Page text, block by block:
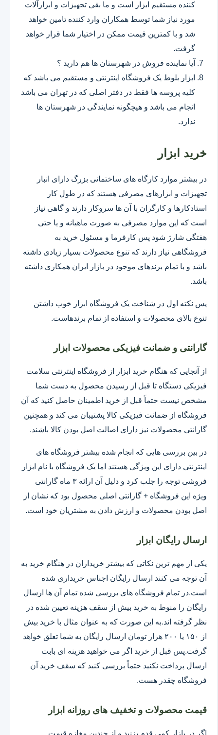
کننده مستقیم ابزار است و ما بقی تجهیزات و ابزارآلات
مورد نیاز شما توسط همکاران وارد کننده تامین خواهد
شد و با کمترین قیمت ممکن در اختیار شما قرار خواهد
گرفت.
آیا نماینده فروش در شهرستان ها هم دارید ؟
ابزار بلوط یک فروشگاه اینترنتی و مستقیم می باشد که
کلیه پروسه ها فقط در دفتر اصلی که در تهران می باشد
انجام می باشد و هیچگونه نمایندگی در شهرستان ها
ندارد.
خرید ابزار
در بیشتر موارد کارگاه های ساختمانی بزرگ دارای انبار
تجهیزات و ابزارهای مصرفی هستند که در طول کار
استادکارها و کارگران با آن ها سروکار دارند و گاهی نیاز
است که این موارد مصرفی به صورت ماهیانه و یا حتی
هفتگی شارژ شود پس کارفرما و مسئول خرید به
فروشگاهی نیاز دارند که تنوع محصولات بسیار زیادی داشته
باشد و با تمام برندهای موجود در بازار ایران همکاری داشته
باشد.
پس نکته اول در شناخت یک فروشگاه ابزار خوب داشتن
تنوع بالای محصولات و استفاده از تمام برندهاست.
گارانتی و ضمانت فیزیکی محصولات ابزار
از آنجایی که هنگام خرید ابزار از فروشگاه اینترنتی سلامت
فیزیکی دستگاه تا قبل از رسیدن محصول به دست شما
مشخص نیست حتماً قبل از خرید اطمینان حاصل کنید که آن
فروشگاه از ضمانت فیزیکی کالا پشتیبان می کند و همچنین
گارانتی محصولات نیز دارای اصالت اصل بودن کالا باشند.
در بین بررسی هایی که انجام شده بیشتر فروشگاه های
اینترنتی دارای این ویژگی هستند اما یک فروشگاه با نام ابزار
فروشی توجه را جلب کرد و دلیل آن ارائه ۳ ماه گارانتی
ویژه این فروشگاه + گارانتی اصلی محصول بود که نشان از
اصل بودن محصولات و ارزش دادن به مشتریان خود است.
ارسال رایگان ابزار
یکی از مهم ترین نکاتی که بیشتر خریداران در هنگام خرید به
آن توجه می کنند ارسال رایگان اجناس خریداری شده
است.در تمام فروشگاه های بررسی شده تمام آن ها ارسال
رایگان را منوط به خرید بیش از سقف هزینه تعیین شده در
نظر گرفته اند.به این صورت که به عنوان مثال با خرید بیش
از ۱۵۰ یا ۲۰۰ هزار تومان ارسال رایگان به شما تعلق خواهد
گرفت.پس قبل از خرید اگر می خواهید هزینه ای بابت
ارسال پرداخت نکنید حتماً بررسی کنید که سقف خرید آن
فروشگاه چقدر هست.
قیمت محصولات و تخفیف های روزانه ابزار
اگر در بازار کمی قدم بزنید و از چندین مغازه قیمت